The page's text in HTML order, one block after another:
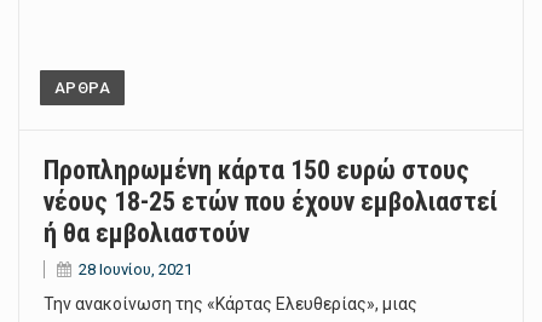
ΑΡΘΡΑ
Προπληρωμένη κάρτα 150 ευρώ στους
νέους 18-25 ετών που έχουν εμβολιαστεί
ή θα εμβολιαστούν
28 Ιουνίου, 2021
Την ανακοίνωση της «Κάρτας Ελευθερίας», μιας